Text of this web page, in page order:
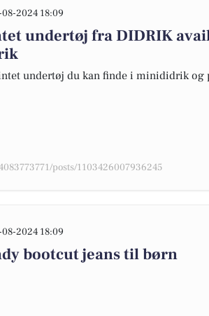
2024 18:09
undertøj fra DIDRIK
undertøj du kan finde i minididrik og
posts/1103426007936245
2024 18:09
bootcut jeans til børn